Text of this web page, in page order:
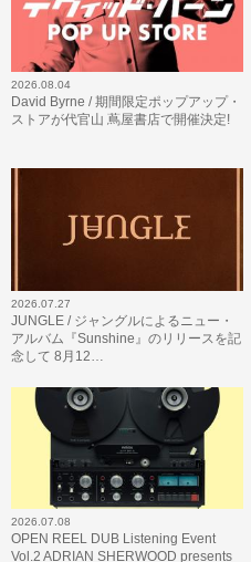
2026.08.04
David Byrne / 期間限定ポップアップ・
ストアが代官山 蔦屋書店で開催決定!
2026.07.27
JUNGLE / ジャングルによるニュー・
アルバム『Sunshine』のリリースを記
念して 8月12…
2026.07.08
OPEN REEL DUB Listening Event
Vol.2 ADRIAN SHERWOOD presents